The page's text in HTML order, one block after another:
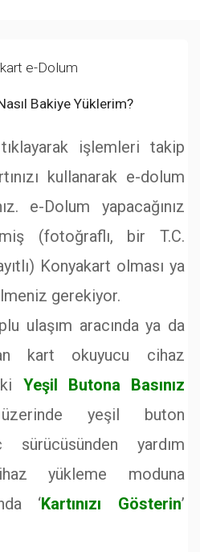
e-Dolum
Bakiye Yüklerim?
işlemleri takip
kullanarak e-dolum
e-Dolum yapacağınız
(fotoğraflı, bir T.C.
Konyakart olması ya
gerekiyor.
ulaşım aracında ya da
kart okuyucu cihaz
Yeşil Butona Basınız
yeşil buton
sürücüsünden yardım
yükleme moduna
‘Kartınızı Gösterin’